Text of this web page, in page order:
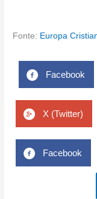
Fonte: Europa
Facebook
X (Twitter)
Facebook